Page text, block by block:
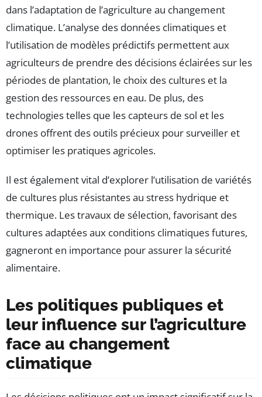
dans l’adaptation de l’agriculture au changement
climatique. L’analyse des données climatiques et
l’utilisation de modèles prédictifs permettent aux
agriculteurs de prendre des décisions éclairées sur les
périodes de plantation, le choix des cultures et la
gestion des ressources en eau. De plus, des
technologies telles que les capteurs de sol et les
drones offrent des outils précieux pour surveiller et
optimiser les pratiques agricoles.
Il est également vital d’explorer l’utilisation de variétés
de cultures plus résistantes au stress hydrique et
thermique. Les travaux de sélection, favorisant des
cultures adaptées aux conditions climatiques futures,
gagneront en importance pour assurer la sécurité
alimentaire.
Les politiques publiques et
leur influence sur l’agriculture
face au changement
climatique